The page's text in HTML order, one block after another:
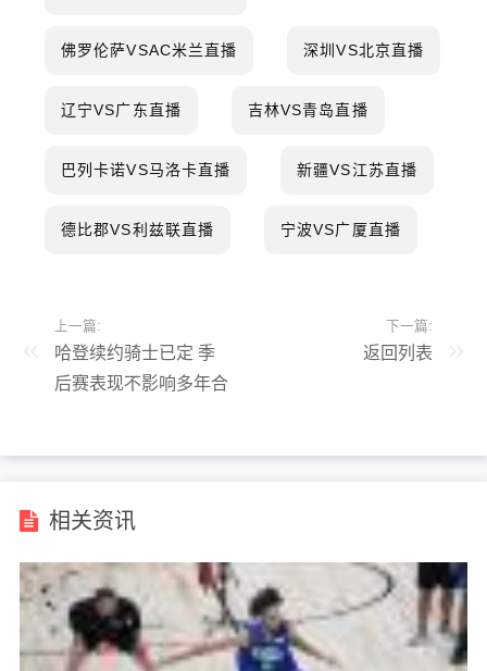
佛罗伦萨VSAC米兰直播 深圳VS北京直播
辽宁VS广东直播 吉林VS青岛直播
巴列卡诺VS马洛卡直播 新疆VS江苏直播
德比郡VS利兹联直播 宁波VS广厦直播
上一篇:
哈登续约骑士已定 季
后赛表现不影响多年合
下一篇:
返回列表
相关资讯